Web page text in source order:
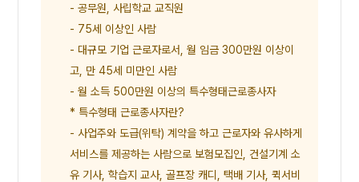
- 공무원, 사립학교 교직원
- 75세 이상인 사람
- 대규모 기업 근로자로서, 월 임금 300만원 이상이
고, 만 45세 미만인 사람
- 월 소득 500만원 이상의 특수형태근로종사자
* 특수형태 근로종사자란?
- 사업주와 도급(위탁) 계약을 하고 근로자와 유사하게
서비스를 제공하는 사람으로 보험모집인, 건설기계 소
유 기사, 학습지 교사, 골프장 캐디, 택배 기사, 퀵서비